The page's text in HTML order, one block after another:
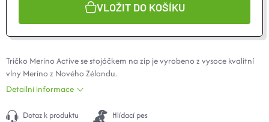
VLOŽIT DO KOŠÍKU
Tričko Merino Active se stojáčkem na zip je vyrobeno z vysoce kvalitní
vlny Merino z Nového Zélandu.
Detailní informace
Dotaz k produktu Hlídací pes